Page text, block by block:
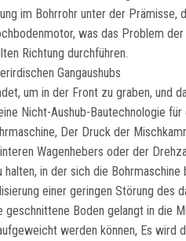
im Bohrrohr unter der
was das Problem
Richtung durchführen.
Gangaushubs
um in der Front zu graben, und
Nicht-Aushub-Bautechnologie
Der Druck der
Wagenhebers oder der
in der sich die
einer geringen Störung des
Boden gelangt in die
werden können, Es wird